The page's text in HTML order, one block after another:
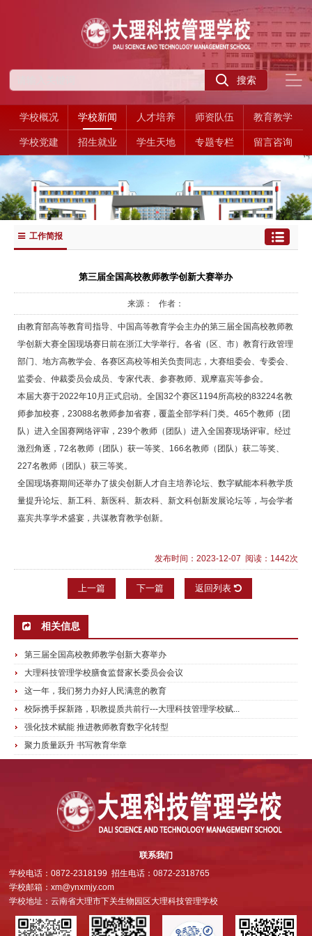
学校概况 学校新闻 人才培养 师资队伍 教育教学
学校党建 招生就业 学生天地 专题专栏 留言咨询
工作简报
第三届全国高校教师教学创新大赛举办
来源： 作者：
由教育部高等教育司指导、中国高等教育学会主办的第三届全国高校教师教
学创新大赛全国现场赛日前在浙江大学举行。各省（区、市）教育行政管理
部门、地方高教学会、各赛区高校等相关负责同志，大赛组委会、专委会、
监委会、仲裁委员会成员、专家代表、参赛教师、观摩嘉宾等参会。
本届大赛于2022年10月正式启动。全国32个赛区1194所高校的83224名教
师参加校赛，23088名教师参加省赛，覆盖全部学科门类。465个教师（团
队）进入全国赛网络评审，239个教师（团队）进入全国赛现场评审。经过
激烈角逐，72名教师（团队）获一等奖、166名教师（团队）获二等奖、
227名教师（团队）获三等奖。
全国现场赛期间还举办了拔尖创新人才自主培养论坛、数字赋能本科教学质
量提升论坛、新工科、新医科、新农科、新文科创新发展论坛等，与会学者
嘉宾共享学术盛宴，共谋教育教学创新。
发布时间：2023-12-07 阅读：1442次
上一篇 下一篇 返回列表
相关信息
第三届全国高校教师教学创新大赛举办
大理科技管理学校膳食监督家长委员会会议
这一年，我们努力办好人民满意的教育
校际携手探新路，职教提质共前行---大理科技管理学校赋...
强化技术赋能 推进教师教育数字化转型
聚力质量跃升 书写教育华章
联系我们
学校电话：0872-2318199 招生电话：0872-2318765
学校邮箱：xm@ynxmjy.com
学校地址：云南省大理市下关生物园区大理科技管理学校